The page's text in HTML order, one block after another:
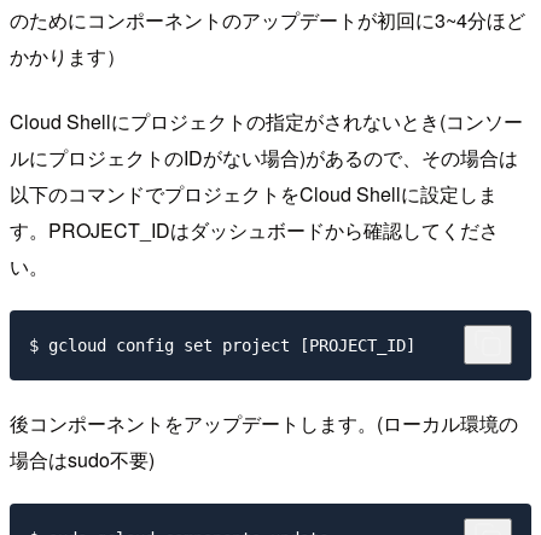
のためにコンポーネントのアップデートが初回に3~4分ほど
かかります）
Cloud Shellにプロジェクトの指定がされないとき(コンソー
ルにプロジェクトのIDがない場合)があるので、その場合は
以下のコマンドでプロジェクトをCloud Shellに設定しま
す。PROJECT_IDはダッシュボードから確認してくださ
い。
後コンポーネントをアップデートします。(ローカル環境の
場合はsudo不要)